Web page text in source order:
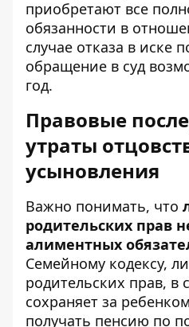
приобретают все
обязанности в
случае отказа в иске
обращение в суд
год.
Правовые
утраты
усыновления
Важно понимать, что
родительских прав
алиментных
Семейному кодексу,
родительских прав, в
сохраняет за ребенком
получать пенсию по